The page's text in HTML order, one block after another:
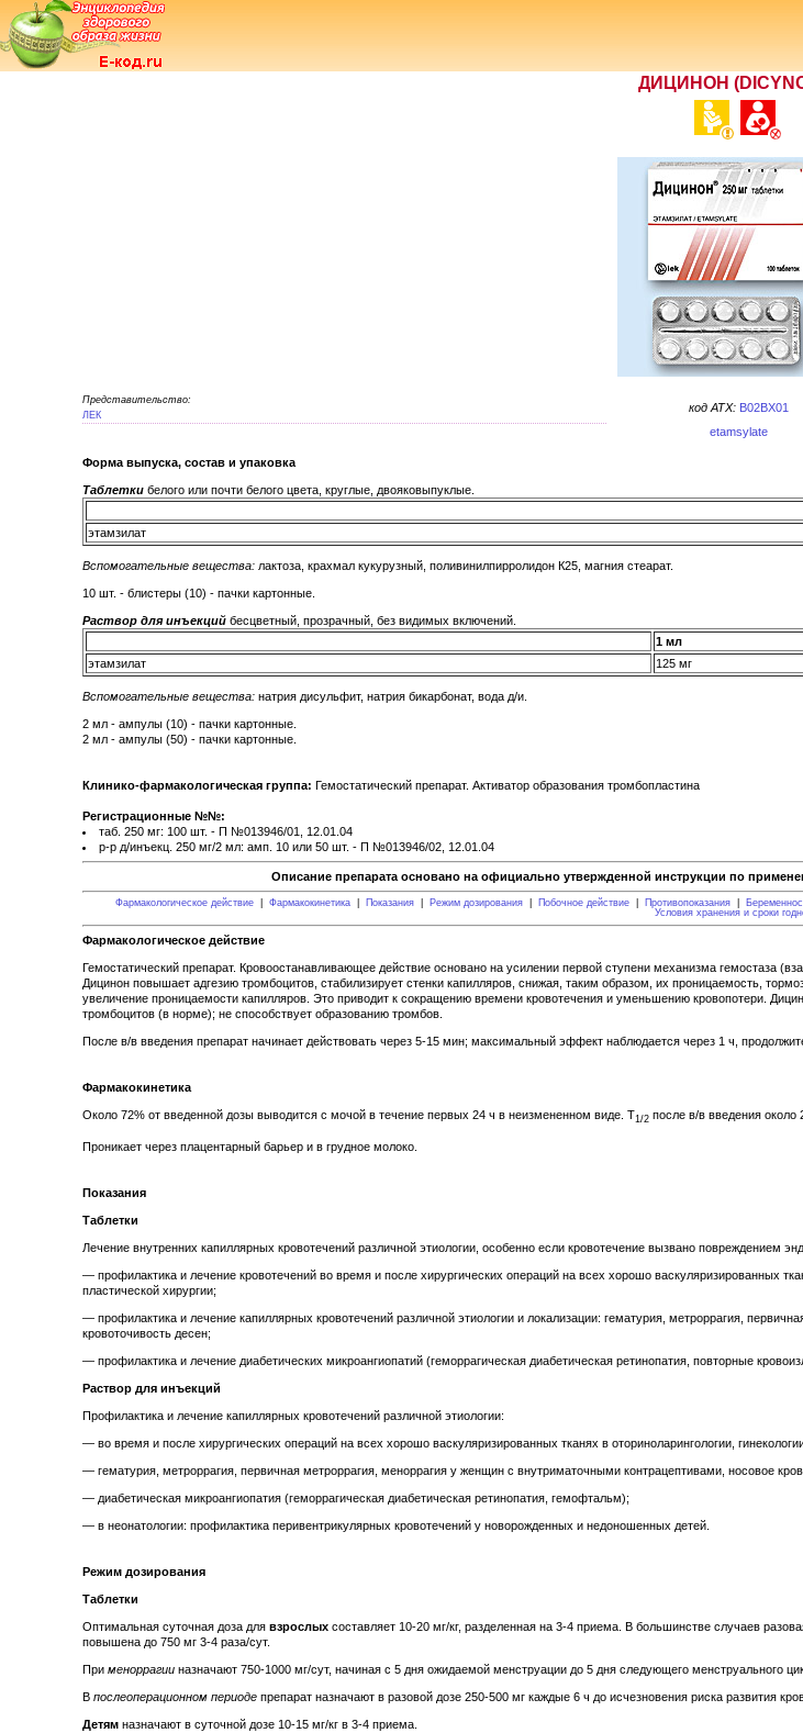
ДИЦИНОН
Представительство:
ЛЕК
код ATX: B02BX01
etamsylate
Форма выпуска, состав и упаковка
Таблетки белого или почти белого цвета, круглые, двояковыпуклые.
этамзилат
Вспомогательные вещества: лактоза, крахмал кукурузный, поливинилпирролидон К25, магния стеарат.
10 шт. - блистеры (10) - пачки картонные.
Раствор для инъекций бесцветный, прозрачный, без видимых включений.
1 мл
этамзилат
125 мг
Вспомогательные вещества: натрия дисульфит, натрия бикарбонат, вода д/и.
2 мл - ампулы (10) - пачки картонные.
2 мл - ампулы (50) - пачки картонные.
Клинико-фармакологическая группа: Гемостатический препарат. Активатор образования тромбопластина
Регистрационные №№:
таб. 250 мг: 100 шт. - П №013946/01, 12.01.04
р-р д/инъекц. 250 мг/2 мл: амп. 10 или 50 шт. - П №013946/02, 12.01.04
Описание препарата основано на официально утвержденной инструкции по
Фармакологическое действие Фармакокинетика Показания Режим дозирования Побочное действие Противопоказания
Условия хранения и сроки
Фармакологическое действие
Гемостатический препарат. Кровоостанавливающее действие основано на усилении первой ступени механизма гемостаза
Дицинон повышает адгезию тромбоцитов, стабилизирует стенки капилляров, снижая, таким образом, их проницаемость,
увеличение проницаемости капилляров. Это приводит к сокращению времени кровотечения и уменьшению кровопотери.
тромбоцитов (в норме); не способствует образованию тромбов.
После в/в введения препарат начинает действовать через 5-15 мин; максимальный эффект наблюдается через 1 ч,
Фармакокинетика
Около 72% от введенной дозы выводится с мочой в течение первых 24 ч в неизмененном виде. T1/2 после в/в введения около
Проникает через плацентарный барьер и в грудное молоко.
Показания
Таблетки
Лечение внутренних капиллярных кровотечений различной этиологии, особенно если кровотечение вызвано повреждением
— профилактика и лечение кровотечений во время и после хирургических операций на всех хорошо васкуляризированных
пластической хирургии;
— профилактика и лечение капиллярных кровотечений различной этиологии и локализации: гематурия, метроррагия,
кровоточивость десен;
— профилактика и лечение диабетических микроангиопатий (геморрагическая диабетическая ретинопатия, повторные
Раствор для инъекций
Профилактика и лечение капиллярных кровотечений различной этиологии:
— во время и после хирургических операций на всех хорошо васкуляризированных тканях в оториноларингологии,
— гематурия, метроррагия, первичная метроррагия, меноррагия у женщин с внутриматочными контрацептивами, носовое
— диабетическая микроангиопатия (геморрагическая диабетическая ретинопатия, гемофтальм);
— в неонатологии: профилактика перивентрикулярных кровотечений у новорожденных и недоношенных детей.
Режим дозирования
Таблетки
Оптимальная суточная доза для взрослых составляет 10-20 мг/кг, разделенная на 3-4 приема. В большинстве случаев
повышена до 750 мг 3-4 раза/сут.
При меноррагии назначают 750-1000 мг/сут, начиная с 5 дня ожидаемой менструации до 5 дня следующего менструального
В послеоперационном периоде препарат назначают в разовой дозе 250-500 мг каждые 6 ч до исчезновения риска развития
Детям назначают в суточной дозе 10-15 мг/кг в 3-4 приема.